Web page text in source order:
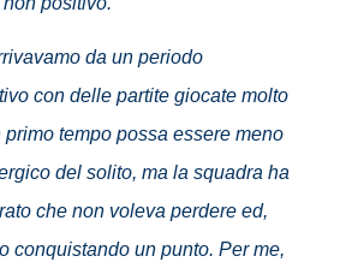
da un periodo
con delle partite giocate molto
tempo possa essere meno
del solito, ma la squadra ha
che non voleva perdere ed,
conquistando un punto. Per me,